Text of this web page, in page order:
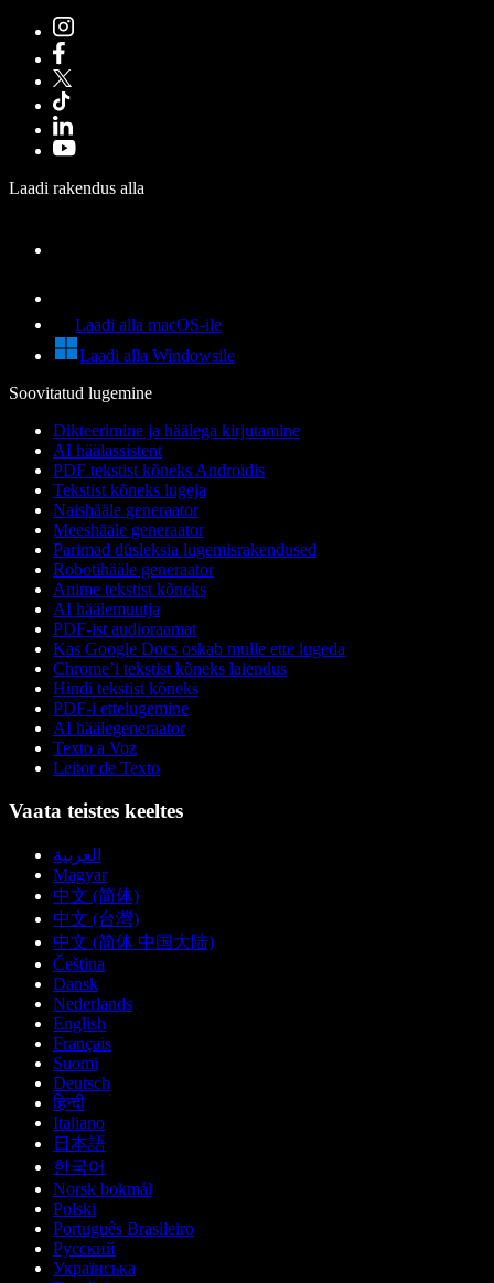
Laadi rakendus alla
Laadi alla macOS-ile
Laadi alla Windowsile
Soovitatud lugemine
Dikteerimine ja häälega kirjutamine
AI häälassistent
PDF tekstist kõneks Androidis
Tekstist kõneks lugeja
Naishääle generaator
Meeshääle generaator
Parimad düsleksia lugemisrakendused
Robotihääle generaator
Anime tekstist kõneks
AI häälemuutja
PDF-ist audioraamat
Kas Google Docs oskab mulle ette lugeda
Chrome’i tekstist kõneks laiendus
Hindi tekstist kõneks
PDF-i ettelugemine
AI häälegeneraator
Texto a Voz
Leitor de Texto
Vaata teistes keeltes
العربية
Magyar
中文 (简体)
中文 (台灣)
中文 (简体 中国大陆)
Čeština
Dansk
Nederlands
English
Français
Suomi
Deutsch
हिन्दी
Italiano
日本語
한국어
Norsk bokmål
Polski
Português Brasileiro
Русский
Українська